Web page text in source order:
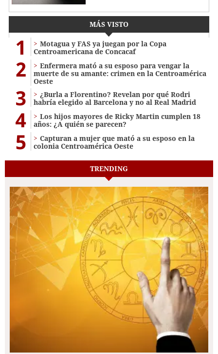
MÁS VISTO
1
Motagua y FAS ya juegan por la Copa
Centroamericana de Concacaf
2
Enfermera mató a su esposo para vengar la
muerte de su amante: crimen en la Centroamérica
Oeste
3
¿Burla a Florentino? Revelan por qué Rodri
habría elegido al Barcelona y no al Real Madrid
4
Los hijos mayores de Ricky Martin cumplen 18
años: ¿A quién se parecen?
5
Capturan a mujer que mató a su esposo en la
colonia Centroamérica Oeste
TRENDING